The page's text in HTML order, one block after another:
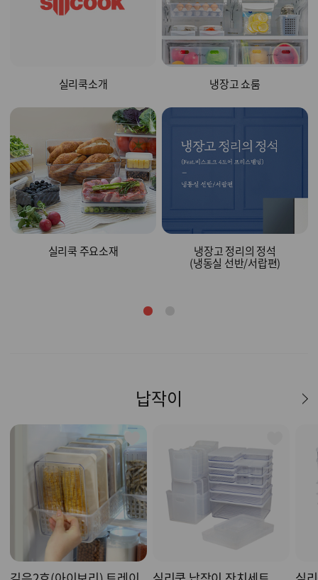
실리쿡소개
실리쿡 주요소재
냉장고 쇼룸
냉장고 정리의 정석
(냉동실 선반/서랍편)
납작이